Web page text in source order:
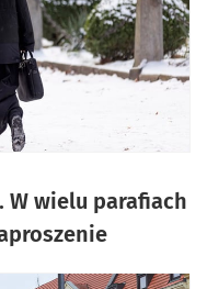
W wielu parafiach